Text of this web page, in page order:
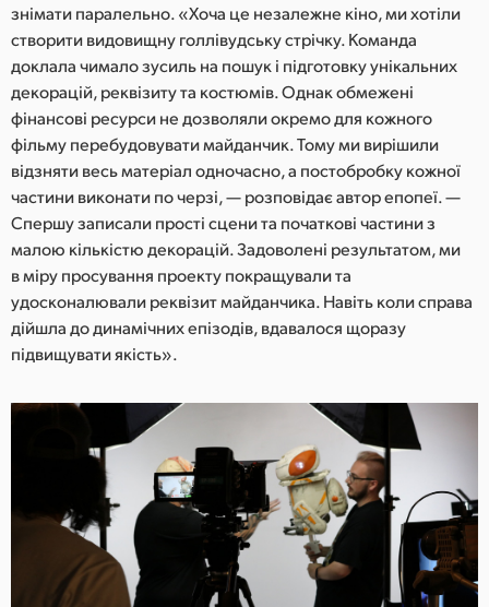
знімати паралельно. «Хоча це незалежне кіно, ми хотіли
створити видовищну голлівудську стрічку. Команда
доклала чимало зусиль на пошук і підготовку унікальних
декорацій, реквізиту та костюмів. Однак обмежені
фінансові ресурси не дозволяли окремо для кожного
фільму перебудовувати майданчик. Тому ми вирішили
відзняти весь матеріал одночасно, а постобробку кожної
частини виконати по черзі, — розповідає автор епопеї. —
Спершу записали прості сцени та початкові частини з
малою кількістю декорацій. Задоволені результатом, ми
в міру просування проекту покращували та
удосконалювали реквізит майданчика. Навіть коли справа
дійшла до динамічних епізодів, вдавалося щоразу
підвищувати якість».